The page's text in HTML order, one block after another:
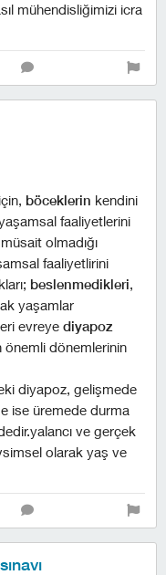
mühendisliğimizi icra
böceklerin kendini
faaliyetlerini
olmadığı
faaliyetlirini
beslenmedikleri,
yaşamlar
evreye diyapoz
dönemlerinin
diyapoz, gelişmede
ise üremede durma
ve gerçek
olarak yaş ve